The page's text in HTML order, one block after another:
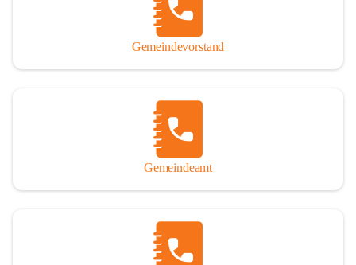
Gemeindevorstand
Gemeindeamt